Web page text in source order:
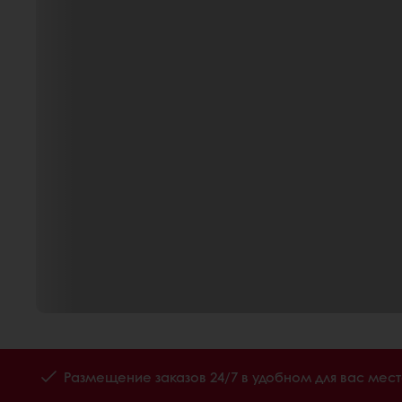
Размещение заказов 24/7 в удобном для вас